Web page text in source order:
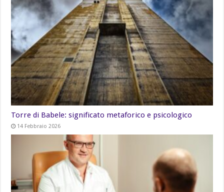
Torre di Babele: significato metaforico e psicologico
14 Febbraio 2026